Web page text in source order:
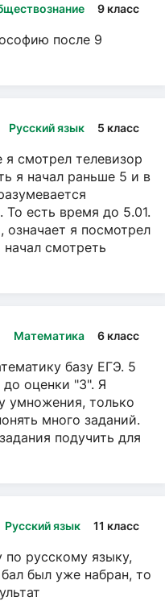
9 класс
после 9
Русский язык 5 класс
смотрел телевизор
я начал раньше 5 и в
есть время до 5.01.
означает я посмотрел
смотреть
Математика 6 класс
базу ЕГЭ. 5
до оценки "3". Я
умножения, только
много заданий.
подучить для
Русский язык 11 класс
по русскому языку,
был уже набран, то